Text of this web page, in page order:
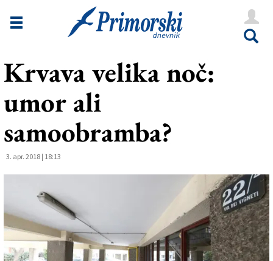
Novice
Goriška
Še
Vreme
V Kioskih
Uredništvo
Krvava velika noč:
umor ali
samoobramba?
3. apr. 2018 | 18:13